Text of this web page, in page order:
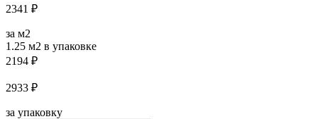
2341 ₽
за м2
1.25 м2 в упаковке
2194 ₽
2933 ₽
за упаковку